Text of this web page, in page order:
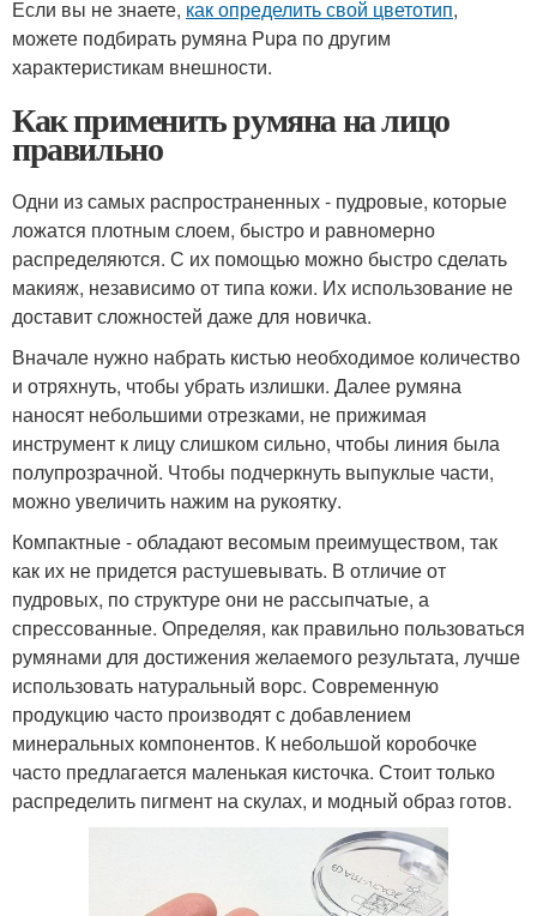
Если вы не знаете, как определить свой цветотип,
можете подбирать румяна Pupa по другим
характеристикам внешности.
Как применить румяна на лицо
правильно
Одни из самых распространенных - пудровые, которые
ложатся плотным слоем, быстро и равномерно
распределяются. С их помощью можно быстро сделать
макияж, независимо от типа кожи. Их использование не
доставит сложностей даже для новичка.
Вначале нужно набрать кистью необходимое количество
и отряхнуть, чтобы убрать излишки. Далее румяна
наносят небольшими отрезками, не прижимая
инструмент к лицу слишком сильно, чтобы линия была
полупрозрачной. Чтобы подчеркнуть выпуклые части,
можно увеличить нажим на рукоятку.
Компактные - обладают весомым преимуществом, так
как их не придется растушевывать. В отличие от
пудровых, по структуре они не рассыпчатые, а
спрессованные. Определяя, как правильно пользоваться
румянами для достижения желаемого результата, лучше
использовать натуральный ворс. Современную
продукцию часто производят с добавлением
минеральных компонентов. К небольшой коробочке
часто предлагается маленькая кисточка. Стоит только
распределить пигмент на скулах, и модный образ готов.